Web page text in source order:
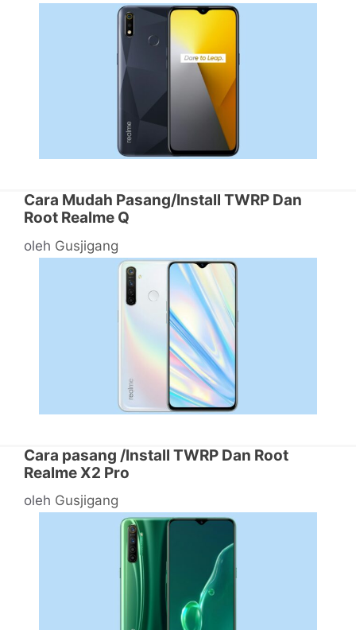
Cara Mudah Pasang/Install TWRP Dan
Root Realme Q
oleh Gusjigang
Cara pasang /Install TWRP Dan Root
Realme X2 Pro
oleh Gusjigang